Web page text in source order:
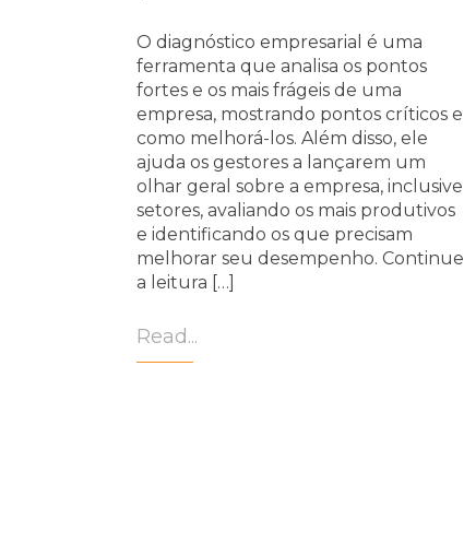
O diagnóstico empresarial é uma
ferramenta que analisa os pontos
fortes e os mais frágeis de uma
empresa, mostrando pontos críticos e
como melhorá-los. Além disso, ele
ajuda os gestores a lançarem um
olhar geral sobre a empresa, inclusive
setores, avaliando os mais produtivos
e identificando os que precisam
melhorar seu desempenho. Continue
a leitura […]
Read...